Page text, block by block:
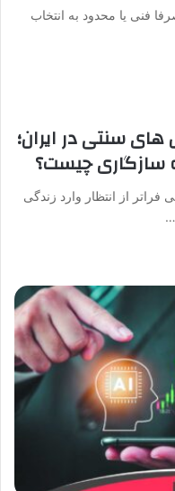
فنی یا محدود به انتخاب
سنتی در ایران؛
سازگاری چیست؟
از انتظار وارد زندگی